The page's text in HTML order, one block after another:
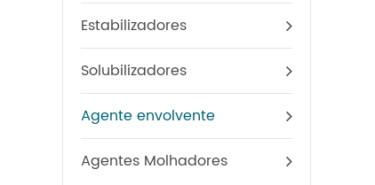
Estabilizadores
Solubilizadores
Agente envolvente
Agentes Molhadores